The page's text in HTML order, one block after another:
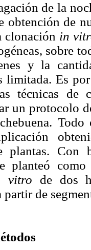
de la
obtención de
clonación in
sobre
y la
limitada. Es
técnicas
un protocolo
plantas. Con
planteó
vitro de dos
partir de